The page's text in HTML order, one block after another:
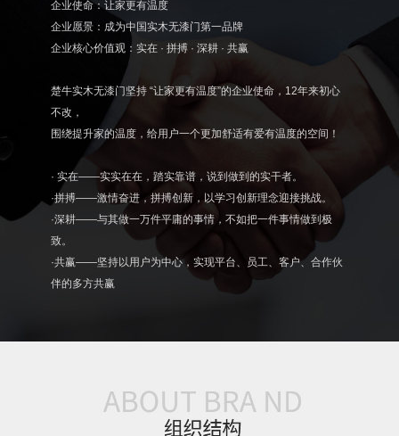
企业使命：让家更有温度
企业愿景：成为中国实木无漆门第一品牌
企业核心价值观：实在 · 拼搏 · 深耕 · 共赢
楚牛实木无漆门坚持 “让家更有温度”的企业使命，12年来初心
不改，
围绕提升家的温度，给用户一个更加舒适有爱有温度的空间！
· 实在——实实在在，踏实靠谱，说到做到的实干者。
·拼搏——激情奋进，拼搏创新，以学习创新理念迎接挑战。
·深耕——与其做一万件平庸的事情，不如把一件事情做到极
致。
·共赢——坚持以用户为中心，实现平台、员工、客户、合作伙
伴的多方共赢